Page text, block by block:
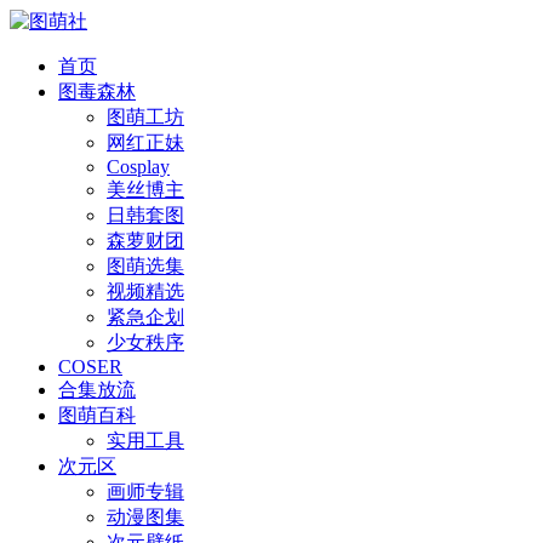
首页
图毒森林
图萌工坊
网红正妹
Cosplay
美丝博主
日韩套图
森萝财团
图萌选集
视频精选
紧急企划
少女秩序
COSER
合集放流
图萌百科
实用工具
次元区
画师专辑
动漫图集